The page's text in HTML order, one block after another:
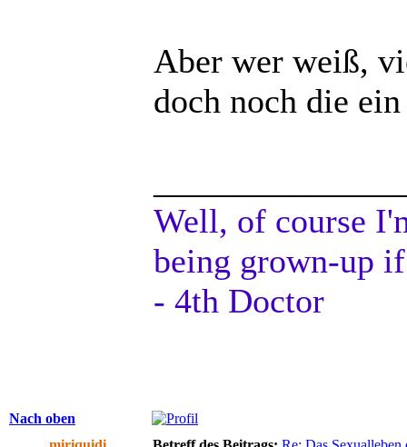
Aber wer weiß,
doch noch die
Well, of course
being grown-up
- 4th Doctor
Nach oben